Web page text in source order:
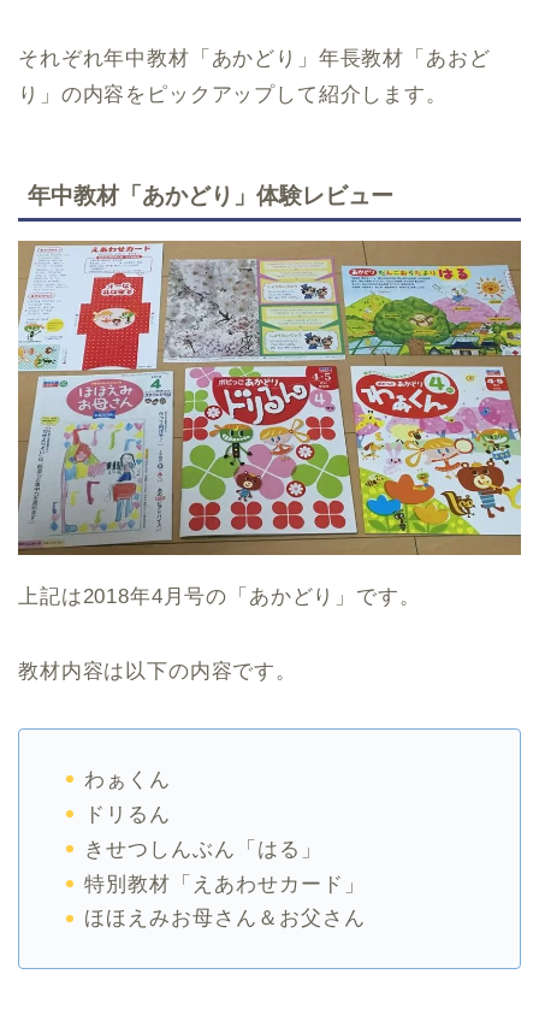
それぞれ年中教材「あかどり」年長教材「あおど
り」の内容をピックアップして紹介します。
年中教材「あかどり」体験レビュー
上記は2018年4月号の「あかどり」です。
教材内容は以下の内容です。
わぁくん
ドリるん
きせつしんぶん「はる」
特別教材「えあわせカード」
ほほえみお母さん＆お父さん